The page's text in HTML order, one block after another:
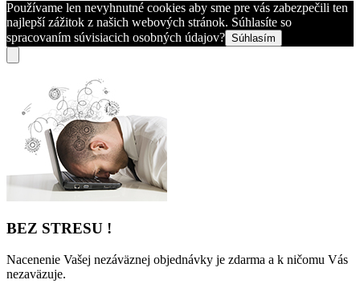
Používame len nevyhnutné cookies aby sme pre vás zabezpečili ten
najlepší zážitok z našich webových stránok. Súhlasíte so
spracovaním súvisiacich osobných údajov? Súhlasím
BEZ STRESU !
Nacenenie Vašej nezáväznej objednávky je zdarma a k ničomu Vás
nezaväzuje.